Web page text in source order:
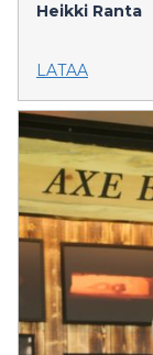
Heikki Ranta
LATAA